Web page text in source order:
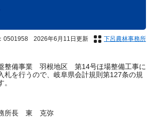
0501958 2026年6月11日更新 下呂農林事務所
整備事業 羽根地区 第14号ほ場整備工事に
札を行うので、岐阜県会計規則第127条の規
務所長 東 克弥